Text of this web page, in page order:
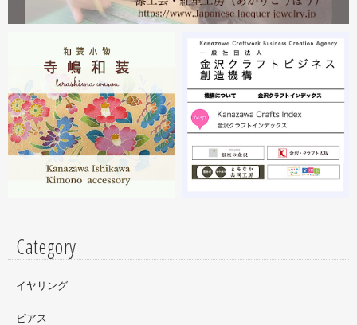
2月19日から23日まで 東京・上野の森美術館で開催中の
『第28回 日本の美術展』に出展しています。
2023.02
昨年初めからT-BASE銀座ギャラリーさんのご依頼で螺鈿
細工のソフビフィギュア装飾のお仕事させていただいてま
す。広面積への螺鈿細工や蒔絵となりますのでかなりの高
額品になりますがご好評のようで嬉しい限りです(^^)写真
はドラマに登場していたキャラクターです。
Category
イヤリング
ピアス